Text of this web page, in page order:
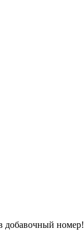
добавочный номер!